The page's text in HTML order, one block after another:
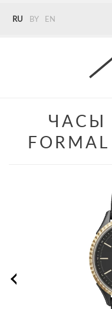
RU BY EN
+375 (29) 272 51 56
ЧАСЫ